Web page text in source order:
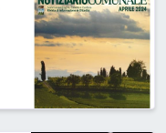
COMUNALE---APRILE-